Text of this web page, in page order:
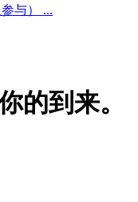
与） ...
的到来。